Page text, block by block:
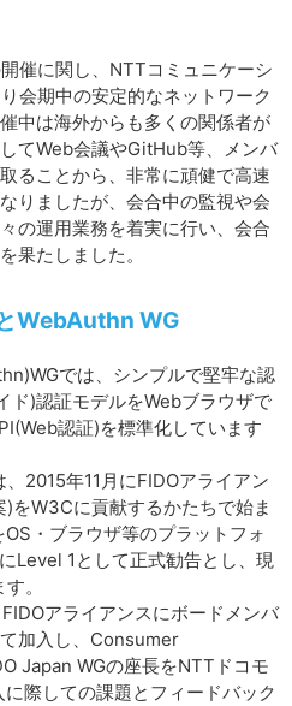
催に関し、NTTコミュニケーシ
会期中の安定的なネットワーク
中は海外からも多くの関係者が
てWeb会議やGitHub等、メンバ
ることから、非常に頑健で高速
りましたが、会合中の監視や会
の運用業務を着実に行い、会合
果たしました。
WebAuthn WG
では、シンプルで堅牢な認
ド)認証モデルをWebブラウザで
認証)を標準化しています
2015年11月にFIDOアライアン
をW3Cに貢献するかたちで始ま
・ブラウザ等のプラットフォ
Level 1として正式勧告とし、現
。
アライアンスにボードメンバ
加入し、Consumer
Japan WGの座長をNTTドコモ
際しての課題とフィードバック